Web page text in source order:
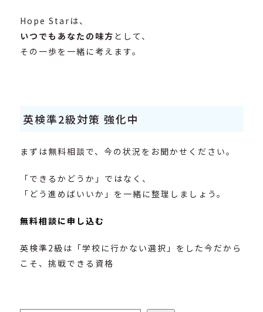
Hope Starは、
いつでもあなたの味方 として、
その一歩を一緒に考えます。
英検準2級対策 強化中
まずは無料相談で、今の状況をお聞かせください。
「できるかどうか」ではなく、
「どう進めばいいか」を一緒に整理しましょう。
無料相談に申し込む
英検準2級は「学校に行かない選択」をした今だから
こそ、挑戦できる資格